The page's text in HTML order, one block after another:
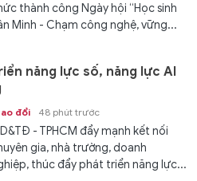
thành công Ngày hội “Học sinh
Minh - Chạm công nghệ, vững...
năng lực số, năng lực AI
đổi 48 phút trước
- TPHCM đẩy mạnh kết nối
gia, nhà trường, doanh
thúc đẩy phát triển năng lực...